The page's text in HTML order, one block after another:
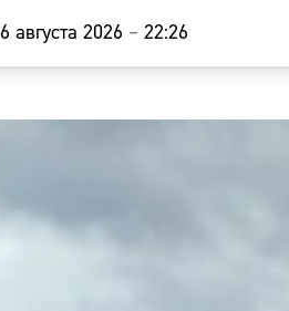
6 августа 2026 – 22:26
Наши гости